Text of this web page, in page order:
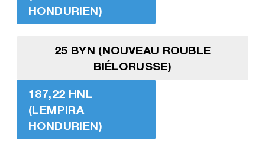
HONDURIEN)
25 BYN (NOUVEAU ROUBLE
BIÉLORUSSE)
187,22 HNL
(LEMPIRA
HONDURIEN)